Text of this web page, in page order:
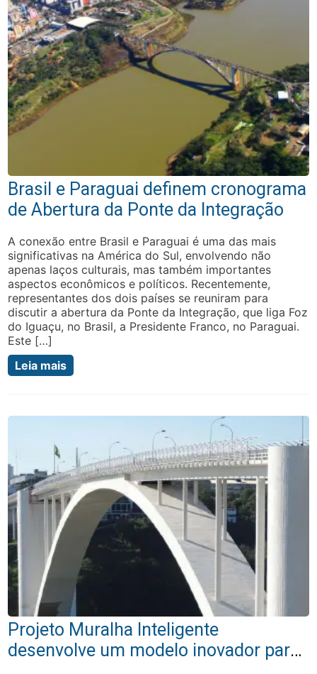
Brasil e Paraguai definem cronograma
de Abertura da Ponte da Integração
A conexão entre Brasil e Paraguai é uma das mais
significativas na América do Sul, envolvendo não
apenas laços culturais, mas também importantes
aspectos econômicos e políticos. Recentemente,
representantes dos dois países se reuniram para
discutir a abertura da Ponte da Integração, que liga Foz
do Iguaçu, no Brasil, a Presidente Franco, no Paraguai.
Este […]
Leia mais
Projeto Muralha Inteligente
desenvolve um modelo inovador para